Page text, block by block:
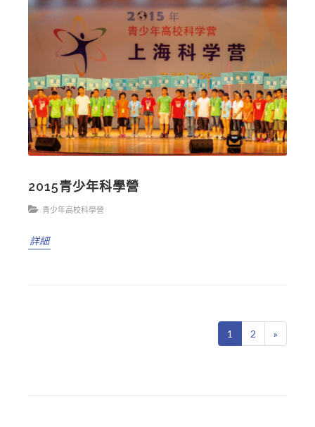
2015青少年科學營
青少年高校科學營
詳細
1 2 »